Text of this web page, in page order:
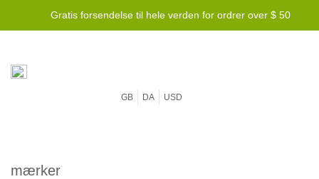
Laveste prisgaranti -Vi slår enhver pris!
Gratis forsendelse til hele verden for ordrer over $ 50
GB DA USD
mærker